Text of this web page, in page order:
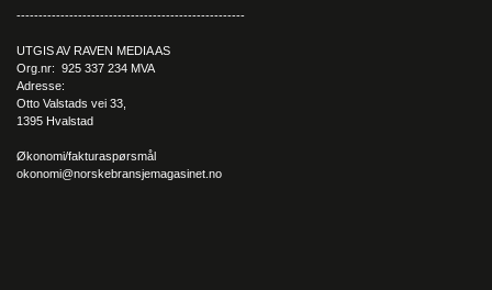
----------------------------------------------------
UTGIS AV RAVEN MEDIA AS
Org.nr: 925 337 234 MVA
Adresse:
Otto Valstads vei 33,
1395 Hvalstad
Økonomi/fakturaspørsmål
okonomi@norskebransjemagasinet.no